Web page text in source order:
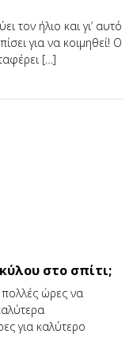
τον ήλιο και γι’ αυτό
για να κοιμηθεί! Ο
[…]
στο σπίτι;
πολλές ώρες να
για καλύτερο